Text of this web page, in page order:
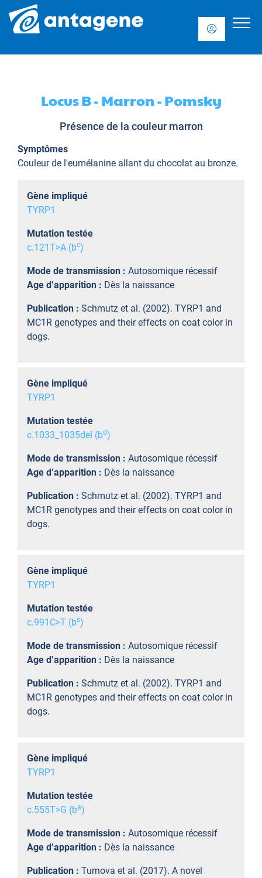
Locus B - Marron - Pomsky
Présence de la couleur marron
Symptômes
Couleur de l'eumélanine allant du chocolat au bronze.
Gène impliqué
TYRP1
Mutation testée
c.121T>A (bc)
Mode de transmission : Autosomique récessif
Age d’apparition : Dès la naissance
Publication : Schmutz et al. (2002). TYRP1 and
MC1R genotypes and their effects on coat color in
dogs.
Gène impliqué
TYRP1
Mutation testée
c.1033_1035del (bd)
Mode de transmission : Autosomique récessif
Age d’apparition : Dès la naissance
Publication : Schmutz et al. (2002). TYRP1 and
MC1R genotypes and their effects on coat color in
dogs.
Gène impliqué
TYRP1
Mutation testée
c.991C>T (bs)
Mode de transmission : Autosomique récessif
Age d’apparition : Dès la naissance
Publication : Schmutz et al. (2002). TYRP1 and
MC1R genotypes and their effects on coat color in
dogs.
Gène impliqué
TYRP1
Mutation testée
c.555T>G (ba)
Mode de transmission : Autosomique récessif
Age d’apparition : Dès la naissance
Publication : Turnova et al. (2017). A novel